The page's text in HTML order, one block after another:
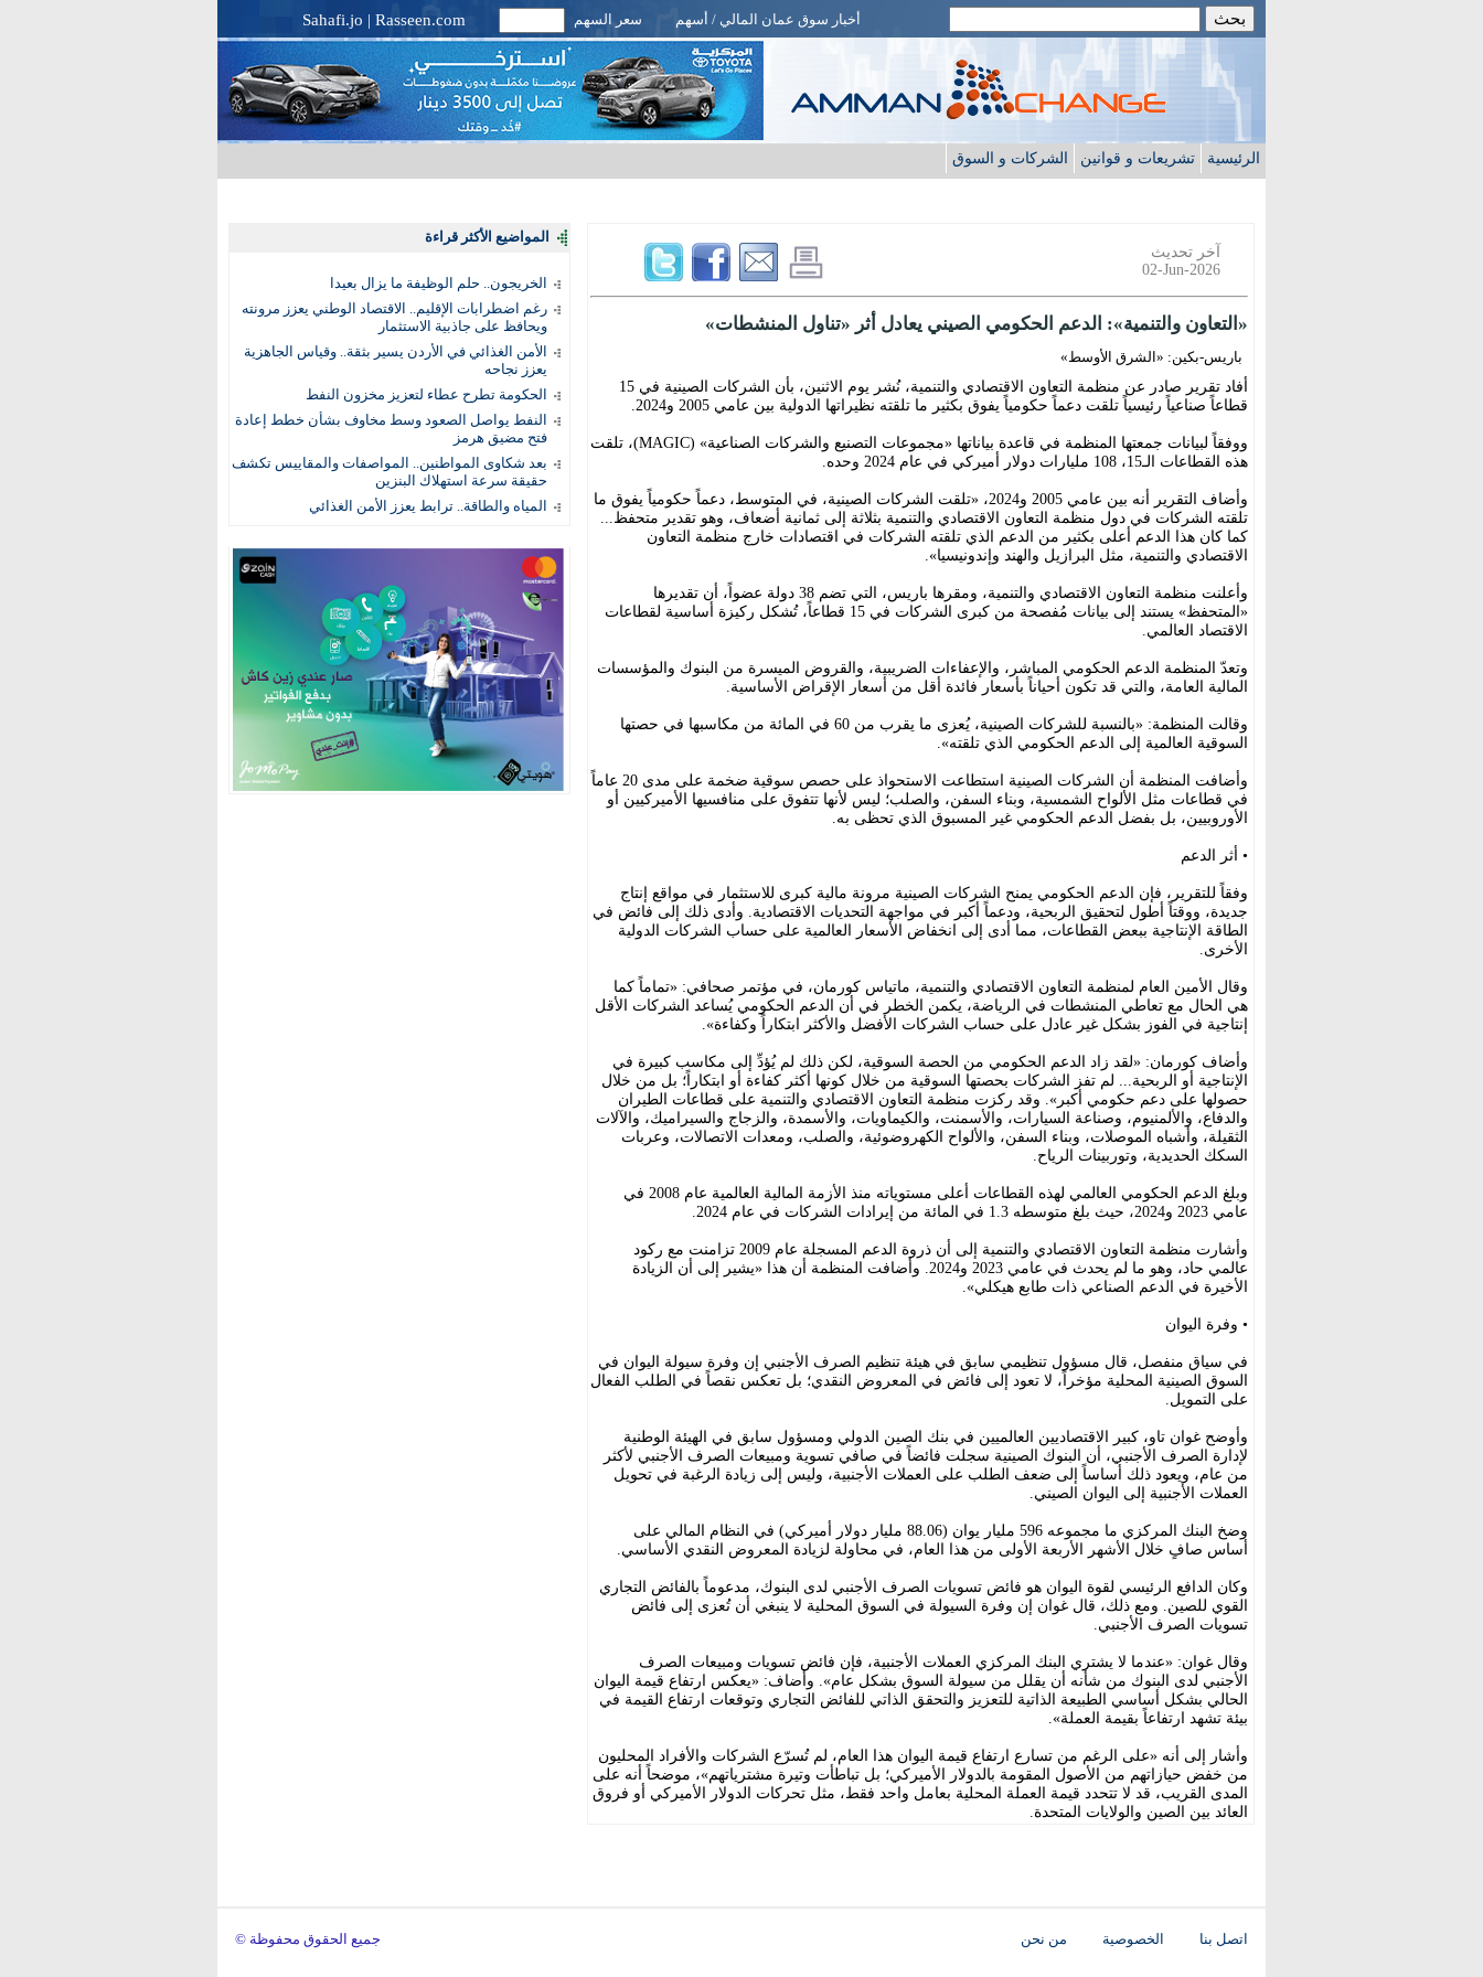
أخبار سوق عمان المالي / أسهم سعر السهم Sahafi.jo | Rasseen.com
الرئيسية تشريعات و قوانين الشركات و السوق
المواضيع الأكثر قراءة
الخريجون.. حلم الوظيفة ما يزال بعيدا
رغم اضطرابات الإقليم.. الاقتصاد الوطني يعزز مرونته
ويحافظ على جاذبية الاستثمار
الأمن الغذائي في الأردن يسير بثقة.. وقياس الجاهزية
يعزز نجاحه
الحكومة تطرح عطاء لتعزيز مخزون النفط
النفط يواصل الصعود وسط مخاوف بشأن خطط إعادة
فتح مضيق هرمز
بعد شكاوى المواطنين.. المواصفات والمقاييس تكشف
حقيقة سرعة استهلاك البنزين
المياه والطاقة.. ترابط يعزز الأمن الغذائي
آخر تحديث
02-Jun-2026
«التعاون والتنمية»: الدعم الحكومي الصيني يعادل أثر «تناول المنشطات»
باريس-بكين: «الشرق الأوسط»
أفاد تقرير صادر عن منظمة التعاون الاقتصادي والتنمية، نُشر يوم الاثنين، بأن الشركات الصينية في 15
قطاعاً صناعياً رئيسياً تلقت دعماً حكومياً يفوق بكثير ما تلقته نظيراتها الدولية بين عامي 2005 و2024.
ووفقاً لبيانات جمعتها المنظمة في قاعدة بياناتها «مجموعات التصنيع والشركات الصناعية» (MAGIC)، تلقت
هذه القطاعات الـ15، 108 مليارات دولار أميركي في عام 2024 وحده.
وأضاف التقرير أنه بين عامي 2005 و2024، «تلقت الشركات الصينية، في المتوسط، دعماً حكومياً يفوق ما
تلقته الشركات في دول منظمة التعاون الاقتصادي والتنمية بثلاثة إلى ثمانية أضعاف، وهو تقدير متحفظ...
كما كان هذا الدعم أعلى بكثير من الدعم الذي تلقته الشركات في اقتصادات خارج منظمة التعاون
الاقتصادي والتنمية، مثل البرازيل والهند وإندونيسيا».
وأعلنت منظمة التعاون الاقتصادي والتنمية، ومقرها باريس، التي تضم 38 دولة عضواً، أن تقديرها
«المتحفظ» يستند إلى بيانات مُفصحة من كبرى الشركات في 15 قطاعاً، تُشكل ركيزة أساسية لقطاعات
الاقتصاد العالمي.
وتعدّ المنظمة الدعم الحكومي المباشر، والإعفاءات الضريبية، والقروض الميسرة من البنوك والمؤسسات
المالية العامة، والتي قد تكون أحياناً بأسعار فائدة أقل من أسعار الإقراض الأساسية.
وقالت المنظمة: «بالنسبة للشركات الصينية، يُعزى ما يقرب من 60 في المائة من مكاسبها في حصتها
السوقية العالمية إلى الدعم الحكومي الذي تلقته».
وأضافت المنظمة أن الشركات الصينية استطاعت الاستحواذ على حصص سوقية ضخمة على مدى 20 عاماً
في قطاعات مثل الألواح الشمسية، وبناء السفن، والصلب؛ ليس لأنها تتفوق على منافسيها الأميركيين أو
الأوروبيين، بل بفضل الدعم الحكومي غير المسبوق الذي تحظى به.
• أثر الدعم
وفقاً للتقرير، فإن الدعم الحكومي يمنح الشركات الصينية مرونة مالية كبرى للاستثمار في مواقع إنتاج
جديدة، ووقتاً أطول لتحقيق الربحية، ودعماً أكبر في مواجهة التحديات الاقتصادية. وأدى ذلك إلى فائض في
الطاقة الإنتاجية ببعض القطاعات، مما أدى إلى انخفاض الأسعار العالمية على حساب الشركات الدولية
الأخرى.
وقال الأمين العام لمنظمة التعاون الاقتصادي والتنمية، ماتياس كورمان، في مؤتمر صحافي: «تماماً كما
هي الحال مع تعاطي المنشطات في الرياضة، يكمن الخطر في أن الدعم الحكومي يُساعد الشركات الأقل
إنتاجية في الفوز بشكل غير عادل على حساب الشركات الأفضل والأكثر ابتكاراً وكفاءة».
وأضاف كورمان: «لقد زاد الدعم الحكومي من الحصة السوقية، لكن ذلك لم يُؤدِّ إلى مكاسب كبيرة في
الإنتاجية أو الربحية... لم تفز الشركات بحصتها السوقية من خلال كونها أكثر كفاءة أو ابتكاراً؛ بل من خلال
حصولها على دعم حكومي أكبر». وقد ركزت منظمة التعاون الاقتصادي والتنمية على قطاعات الطيران
والدفاع، والألمنيوم، وصناعة السيارات، والأسمنت، والكيماويات، والأسمدة، والزجاج والسيراميك، والآلات
الثقيلة، وأشباه الموصلات، وبناء السفن، والألواح الكهروضوئية، والصلب، ومعدات الاتصالات، وعربات
السكك الحديدية، وتوربينات الرياح.
وبلغ الدعم الحكومي العالمي لهذه القطاعات أعلى مستوياته منذ الأزمة المالية العالمية عام 2008 في
عامي 2023 و2024، حيث بلغ متوسطه 1.3 في المائة من إيرادات الشركات في عام 2024.
وأشارت منظمة التعاون الاقتصادي والتنمية إلى أن ذروة الدعم المسجلة عام 2009 تزامنت مع ركود
عالمي حاد، وهو ما لم يحدث في عامي 2023 و2024. وأضافت المنظمة أن هذا «يشير إلى أن الزيادة
الأخيرة في الدعم الصناعي ذات طابع هيكلي».
• وفرة اليوان
في سياق منفصل، قال مسؤول تنظيمي سابق في هيئة تنظيم الصرف الأجنبي إن وفرة سيولة اليوان في
السوق الصينية المحلية مؤخراً، لا تعود إلى فائض في المعروض النقدي؛ بل تعكس نقصاً في الطلب الفعال
على التمويل.
وأوضح غوان تاو، كبير الاقتصاديين العالميين في بنك الصين الدولي ومسؤول سابق في الهيئة الوطنية
لإدارة الصرف الأجنبي، أن البنوك الصينية سجلت فائضاً في صافي تسوية ومبيعات الصرف الأجنبي لأكثر
من عام، ويعود ذلك أساساً إلى ضعف الطلب على العملات الأجنبية، وليس إلى زيادة الرغبة في تحويل
العملات الأجنبية إلى اليوان الصيني.
وضخ البنك المركزي ما مجموعه 596 مليار يوان (88.06 مليار دولار أميركي) في النظام المالي على
أساس صافٍ خلال الأشهر الأربعة الأولى من هذا العام، في محاولة لزيادة المعروض النقدي الأساسي.
وكان الدافع الرئيسي لقوة اليوان هو فائض تسويات الصرف الأجنبي لدى البنوك، مدعوماً بالفائض التجاري
القوي للصين. ومع ذلك، قال غوان إن وفرة السيولة في السوق المحلية لا ينبغي أن تُعزى إلى فائض
تسويات الصرف الأجنبي.
وقال غوان: «عندما لا يشتري البنك المركزي العملات الأجنبية، فإن فائض تسويات ومبيعات الصرف
الأجنبي لدى البنوك من شأنه أن يقلل من سيولة السوق بشكل عام». وأضاف: «يعكس ارتفاع قيمة اليوان
الحالي بشكل أساسي الطبيعة الذاتية للتعزيز والتحقق الذاتي للفائض التجاري وتوقعات ارتفاع القيمة في
بيئة تشهد ارتفاعاً بقيمة العملة».
وأشار إلى أنه «على الرغم من تسارع ارتفاع قيمة اليوان هذا العام، لم تُسرّع الشركات والأفراد المحليون
من خفض حيازاتهم من الأصول المقومة بالدولار الأميركي؛ بل تباطأت وتيرة مشترياتهم»، موضحاً أنه على
المدى القريب، قد لا تتحدد قيمة العملة المحلية بعامل واحد فقط، مثل تحركات الدولار الأميركي أو فروق
العائد بين الصين والولايات المتحدة.
اتصل بنا الخصوصية من نحن © جميع الحقوق محفوظة